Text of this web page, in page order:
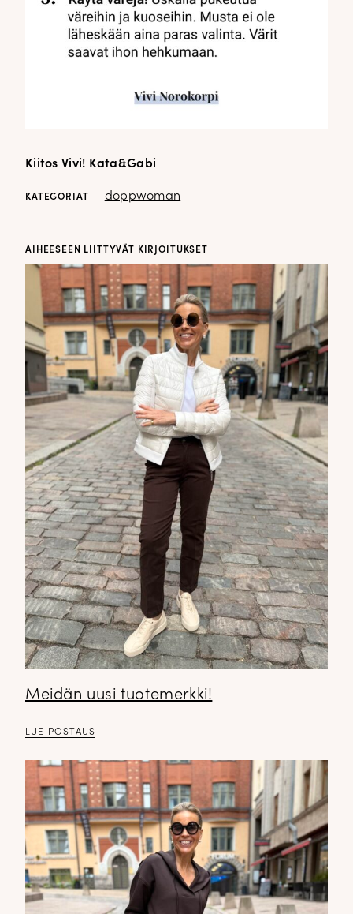
Kiitos Vivi! Kata&Gabi
KATEGORIAT doppwoman
AIHEESEEN LIITTYVÄT KIRJOITUKSET
Meidän uusi tuotemerkki!
LUE POSTAUS